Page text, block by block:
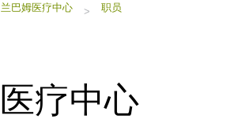
兰巴姆医疗中心
> 职员
疗中心